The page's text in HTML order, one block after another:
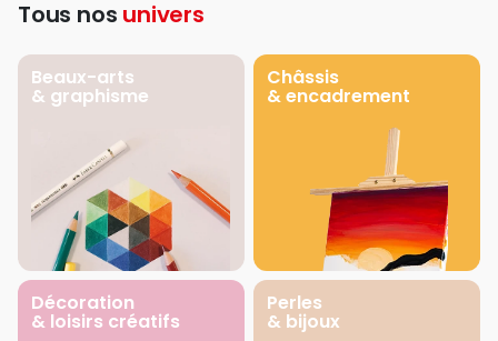
Tous nos univers
Beaux-arts
& graphisme
Châssis
& encadrement
Décoration
& loisirs créatifs
Perles
& bijoux